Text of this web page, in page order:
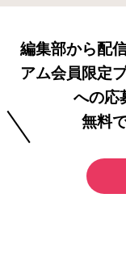
編集部から配
アム会員限定
への応
無料